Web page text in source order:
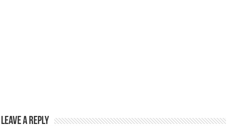
Leave a Reply